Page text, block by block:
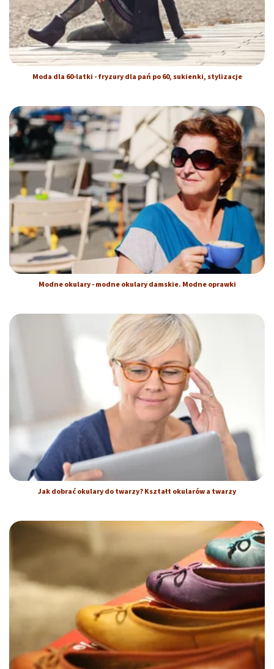
Moda dla 60-latki - fryzury dla pań po 60, sukienki, stylizacje
Modne okulary - modne okulary damskie. Modne oprawki
Jak dobrać okulary do twarzy? Kształt okularów a twarzy